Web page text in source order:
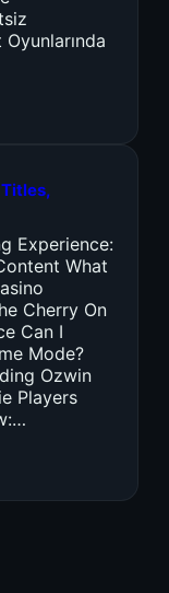
Titles,
Experience:
What
Cherry On
Can I
Mode?
Ozwin
Players